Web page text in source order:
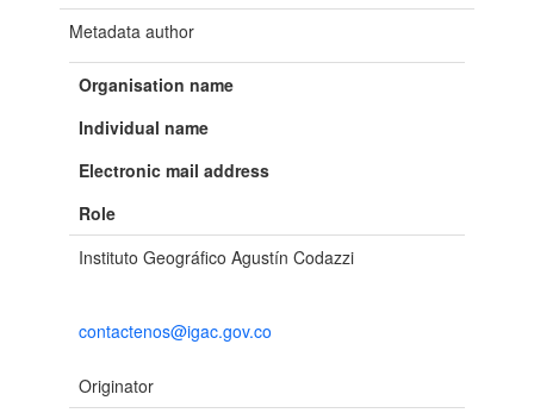
Metadata author
Organisation name
Individual name
Electronic mail address
Role
Instituto Geográfico Agustín Codazzi
contactenos@igac.gov.co
Originator